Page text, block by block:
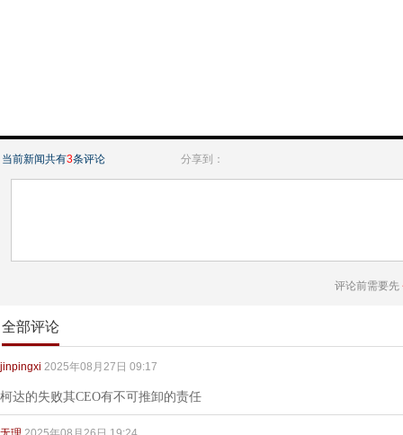
当前新闻共有3条评论 分享到：
评论前需要先
全部评论
jinpingxi 2025年08月27日 09:17
柯达的失败其CEO有不可推卸的责任